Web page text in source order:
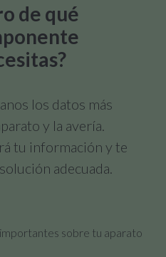
de qué
los datos más
y la avería.
tu información y te
adecuada.
sobre tu aparato